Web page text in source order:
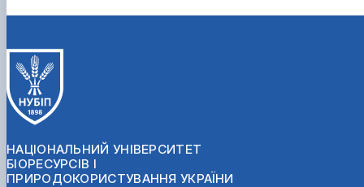
НАЦІОНАЛЬНИЙ УНІВЕРСИТЕТ
БІОРЕСУРСІВ І
ПРИРОДОКОРИСТУВАННЯ УКРАЇНИ